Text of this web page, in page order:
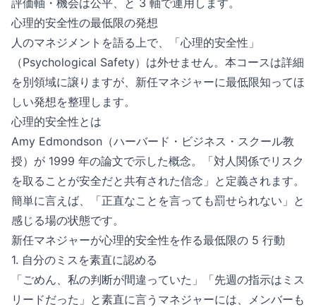
評価軸・機会は公平、と 3 軸で運用します。
心理的安全性の最低限の発想
人のマネジメントを語る上で、「心理的安全性」
（Psychological Safety）は外せません。本コースは詳細
を別領域に譲りますが、新任マネジャーに最低限知ってほ
しい発想を整理します。
心理的安全性とは
Amy Edmondson（ハーバード・ビジネス・スクール教
授）が 1999 年の論文で示した概念。「対人関係でリスク
を取ることが安全だと共有された信念」と定義されます。
簡単に言えば、「正直なことを言っても罰せられない」と
感じる場の状態です。
新任マネジャーが心理的安全性を作る最低限の 5 行動
1. 自分のミスを素直に認める
「ごめん、私の判断が間違っていた」「先週の指示はミス
リードだった」と素直に言うマネジャーには、メンバーも